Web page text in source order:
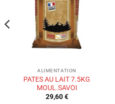
souhaits
ALIMENTATION
PATES AU LAIT 7.5KG
MOUL.SAVOI
29,60€